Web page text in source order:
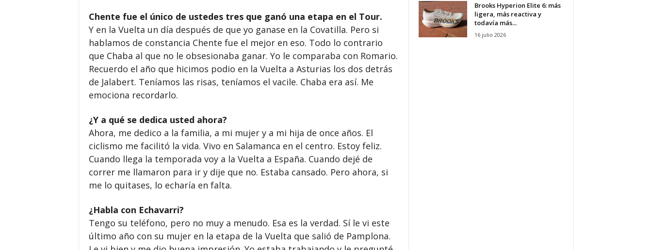
Chente fue el único de ustedes tres que ganó una etapa en el Tour.
Y en la Vuelta un día después de que yo ganase en la Covatilla. Pero si
hablamos de constancia Chente fue el mejor en eso. Todo lo contrario
que Chaba al que no le obsesionaba ganar. Yo le comparaba con Romario.
Recuerdo el año que hicimos podio en la Vuelta a Asturias los dos detrás
de Jalabert. Teníamos las risas, teníamos el vacile. Chaba era así. Me
emociona recordarlo.
¿Y a qué se dedica usted ahora?
Ahora, me dedico a la familia, a mi mujer y a mi hija de once años. El
ciclismo me facilitó la vida. Vivo en Salamanca en el centro. Estoy feliz.
Cuando llega la temporada voy a la Vuelta a España. Cuando dejé de
correr me llamaron para ir y dije que no. Estaba cansado. Pero ahora, si
me lo quitases, lo echaría en falta.
¿Habla con Echavarri?
Tengo su teléfono, pero no muy a menudo. Esa es la verdad. Sí le vi este
último año con su mujer en la etapa de la Vuelta que salió de Pamplona.
Brooks Hyperion Elite 6: más
ligera, más reactiva y
todavía más...
16 julio 2026